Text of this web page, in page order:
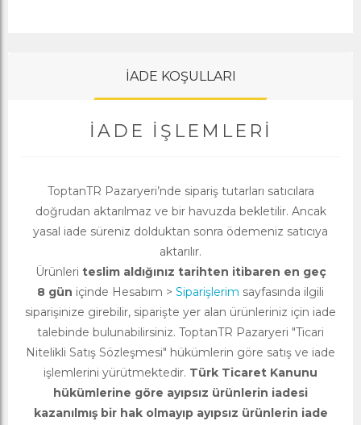
İADE KOŞULLARI
İADE İŞLEMLERI
ToptanTR Pazaryeri’nde sipariş tutarları satıcılara
doğrudan aktarılmaz ve bir havuzda bekletilir. Ancak
yasal iade süreniz dolduktan sonra ödemeniz satıcıya
aktarılır.
Ürünleri teslim aldığınız tarihten itibaren en geç
8 gün içinde Hesabım > Siparişlerim sayfasında ilgili
siparişinize girebilir, siparişte yer alan ürünleriniz için iade
talebinde bulunabilirsiniz. ToptanTR Pazaryeri "Ticari
Nitelikli Satış Sözleşmesi" hükümlerin göre satış ve iade
işlemlerini yürütmektedir. Türk Ticaret Kanunu
hükümlerine göre ayıpsız ürünlerin iadesi
kazanılmış bir hak olmayıp ayıpsız ürünlerin iade